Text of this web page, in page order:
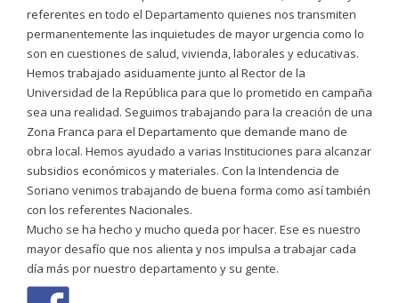
referentes en todo el Departamento quienes nos transmiten
permanentemente las inquietudes de mayor urgencia como lo
son en cuestiones de salud, vivienda, laborales y educativas.
Hemos trabajado asiduamente junto al Rector de la
Universidad de la República para que lo prometido en campaña
sea una realidad. Seguimos trabajando para la creación de una
Zona Franca para el Departamento que demande mano de
obra local. Hemos ayudado a varias Instituciones para alcanzar
subsidios económicos y materiales. Con la Intendencia de
Soriano venimos trabajando de buena forma como así también
con los referentes Nacionales.
Mucho se ha hecho y mucho queda por hacer. Ese es nuestro
mayor desafío que nos alienta y nos impulsa a trabajar cada
día más por nuestro departamento y su gente.